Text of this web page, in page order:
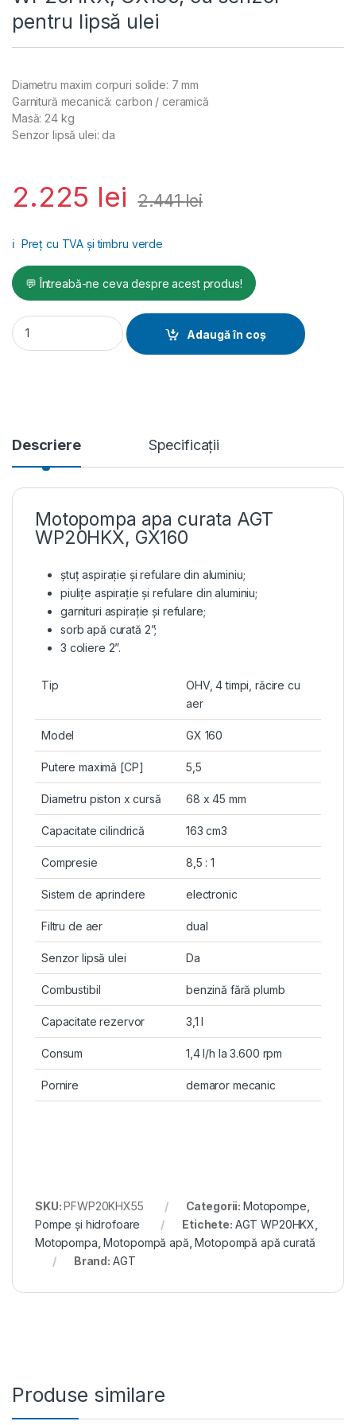
pentru lipsă ulei
Diametru maxim corpuri solide: 7 mm
Garnitură mecanică: carbon / ceramică
Masă: 24 kg
Senzor lipsă ulei: da
2.225 lei 2.441lei
ℹ️ Preț cu TVA și timbru verde
💬 Întreabă-ne ceva despre acest produs!
Motopompa apa curata AGT WP20HKX, GX160, cu senzor
Adaugă în coș
Descriere Specificații
Motopompa apa curata AGT
WP20HKX, GX160
ștuţ aspiraţie și refulare din aluminiu;
piuliţe aspiraţie și refulare din aluminiu;
garnituri aspiraţie și refulare;
sorb apă curată 2”;
3 coliere 2”.
Tip
OHV, 4 timpi, răcire cu
aer
Model GX 160
Putere maximă [CP] 5,5
Diametru piston x cursă 68 x 45 mm
Capacitate cilindrică 163 cm3
Compresie 8,5 : 1
Sistem de aprindere electronic
Filtru de aer dual
Senzor lipsă ulei Da
Combustibil benzină fără plumb
Capacitate rezervor 3,1 l
Consum 1,4 l/h la 3.600 rpm
Pornire demaror mecanic
SKU:PFWP20KHX55 Categorii: Motopompe
Pompe și hidrofoare
Etichete: AGT WP20HKX
Motopompa ,Motopompă apă ,Motopompă apă curată
Brand: AGT
Produse similare